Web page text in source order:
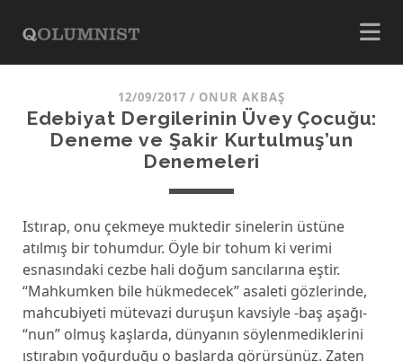
12/09/2017 / ONUR AKBAŞ
Edebiyat Dergilerinin Üvey Çocuğu:
Deneme ve Şakir Kurtulmuş’un
Denemeleri
Istırap, onu çekmeye muktedir sinelerin üstüne
atılmış bir tohumdur. Öyle bir tohum ki verimi
esnasındaki cezbe hali doğum sancılarına eştir.
“Mahkumken bile hükmedecek” asaleti gözlerinde,
mahcubiyeti mütevazi duruşun kavsiyle -baş aşağı-
“nun” olmuş kaşlarda, dünyanın söylenmediklerini
ıstırabın yoğurduğu o başlarda görürsünüz. Zaten